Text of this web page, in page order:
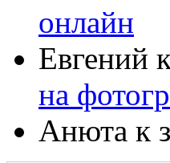
онлайн
Евгений
на
Анюта к